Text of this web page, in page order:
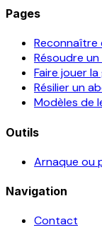
Pages
Reconnaître
Résoudre
Faire jouer
Résilier un
Modèles de
Outils
Arnaque ou
Navigation
Contact